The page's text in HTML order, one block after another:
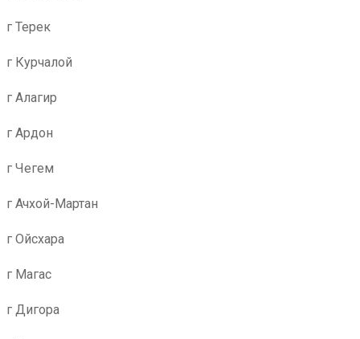
г Терек
г Курчалой
г Алагир
г Ардон
г Чегем
г Ачхой-Мартан
г Ойсхара
г Магас
г Дигора